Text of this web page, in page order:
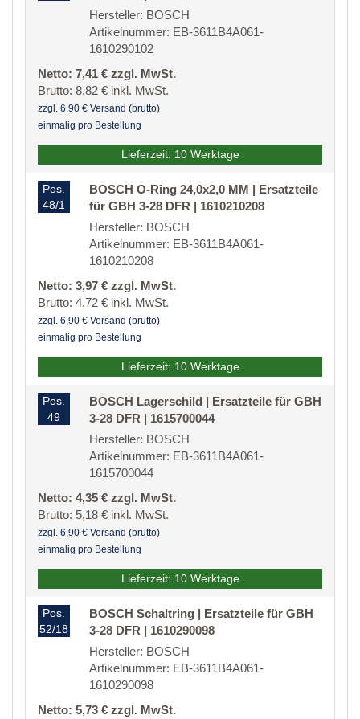
Hersteller: BOSCH
Artikelnummer: EB-3611B4A061-
1610290102
Netto: 7,41 € zzgl. MwSt.
Brutto: 8,82 € inkl. MwSt.
zzgl. 6,90 € Versand (brutto)
einmalig pro Bestellung
Lieferzeit: 10 Werktage
Pos.
48/1
BOSCH O-Ring 24,0x2,0 MM | Ersatzteile
für GBH 3-28 DFR | 1610210208
Hersteller: BOSCH
Artikelnummer: EB-3611B4A061-
1610210208
Netto: 3,97 € zzgl. MwSt.
Brutto: 4,72 € inkl. MwSt.
zzgl. 6,90 € Versand (brutto)
einmalig pro Bestellung
Lieferzeit: 10 Werktage
Pos.
49
BOSCH Lagerschild | Ersatzteile für GBH
3-28 DFR | 1615700044
Hersteller: BOSCH
Artikelnummer: EB-3611B4A061-
1615700044
Netto: 4,35 € zzgl. MwSt.
Brutto: 5,18 € inkl. MwSt.
zzgl. 6,90 € Versand (brutto)
einmalig pro Bestellung
Lieferzeit: 10 Werktage
Pos.
52/18
BOSCH Schaltring | Ersatzteile für GBH
3-28 DFR | 1610290098
Hersteller: BOSCH
Artikelnummer: EB-3611B4A061-
1610290098
Netto: 5,73 € zzgl. MwSt.